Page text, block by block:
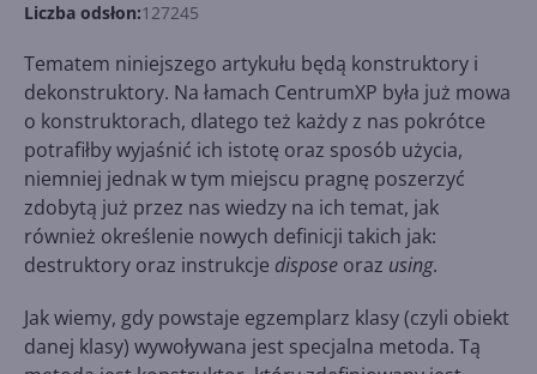
Liczba odsłon:127245
Tematem niniejszego artykułu będą konstruktory i
dekonstruktory. Na łamach CentrumXP była już mowa
o konstruktorach, dlatego też każdy z nas pokrótce
potrafiłby wyjaśnić ich istotę oraz sposób użycia,
niemniej jednak w tym miejscu pragnę poszerzyć
zdobytą już przez nas wiedzy na ich temat, jak
również określenie nowych definicji takich jak:
destruktory oraz instrukcje dispose oraz using.
Jak wiemy, gdy powstaje egzemplarz klasy (czyli obiekt
danej klasy) wywoływana jest specjalna metoda. Tą